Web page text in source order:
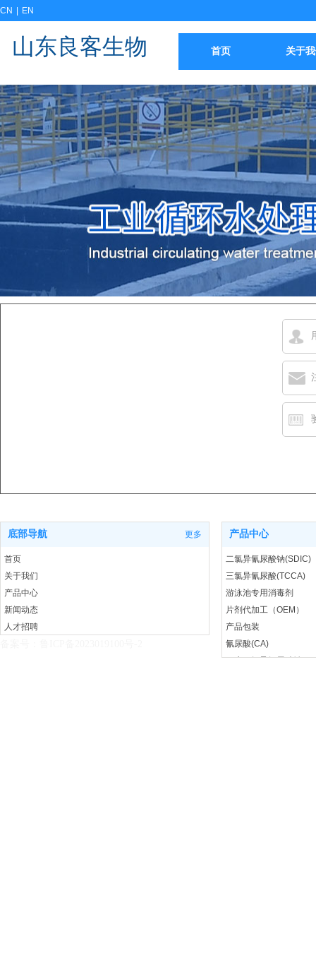
山东良客生物 首页 关于
CN EN
底部导航 更多
首页
关于我们
产品中心
新闻动态
人才招聘
产品中心
二氯异氰尿酸钠(SDIC)
三氯异氰尿酸(TCCA)
游泳池专用消毒剂
片剂代加工（OEM）
产品包装
氰尿酸(CA)
二水二氯异氰尿酸钠